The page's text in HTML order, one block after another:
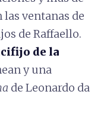
ventanas de
de Raffaello.
de la
y una
de Leonardo da